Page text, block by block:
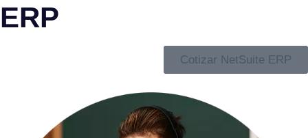
ERP
Cotizar NetSuite ERP